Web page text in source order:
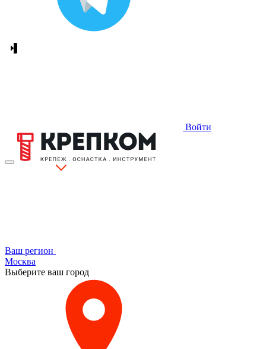
Войти
Ваш регион
Москва
Выберите ваш город